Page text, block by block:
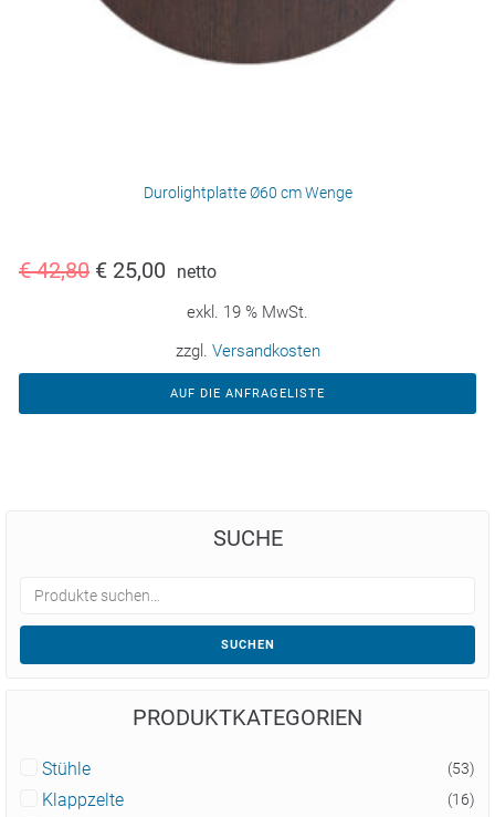
Durolightplatte Ø60 cm Wenge
€42,80 € 25,00 netto
exkl. 19 % MwSt.
zzgl. Versandkosten
AUF DIE ANFRAGELISTE
SUCHE
SUCHEN
PRODUKTKATEGORIEN
Stühle (53)
Klappzelte (16)